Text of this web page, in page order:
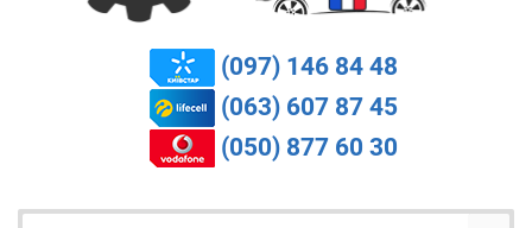
(097) 146 84 48
(063) 607 87 45
(050) 877 60 30